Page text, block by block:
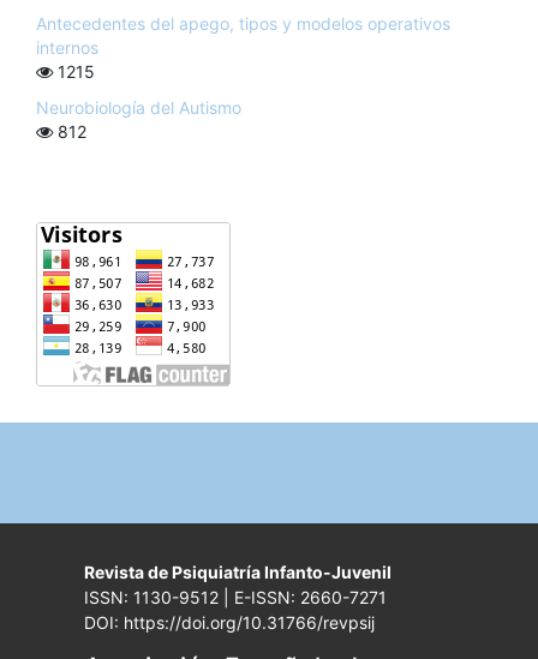
Antecedentes del apego, tipos y modelos operativos
internos
1215
Neurobiología del Autismo
812
Revista de Psiquiatría Infanto-Juvenil
ISSN: 1130-9512 | E-ISSN: 2660-7271
DOI: https://doi.org/10.31766/revpsij